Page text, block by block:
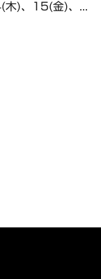
)、15(金)、...